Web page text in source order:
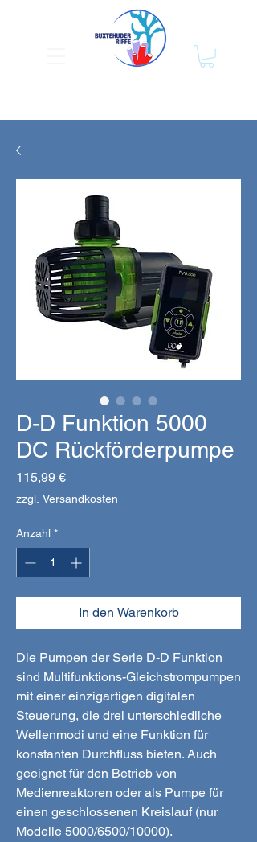
D-D Funktion 5000
DC Rückförderpumpe
115,99 €Preis
zzgl. Versandkosten
Anzahl *
In den Warenkorb
Die Pumpen der Serie D-D Funktion
sind Multifunktions-Gleichstrompumpen
mit einer einzigartigen digitalen
Steuerung, die drei unterschiedliche
Wellenmodi und eine Funktion für
konstanten Durchfluss bieten. Auch
geeignet für den Betrieb von
Medienreaktoren oder als Pumpe für
einen geschlossenen Kreislauf (nur
Modelle 5000/6500/10000).